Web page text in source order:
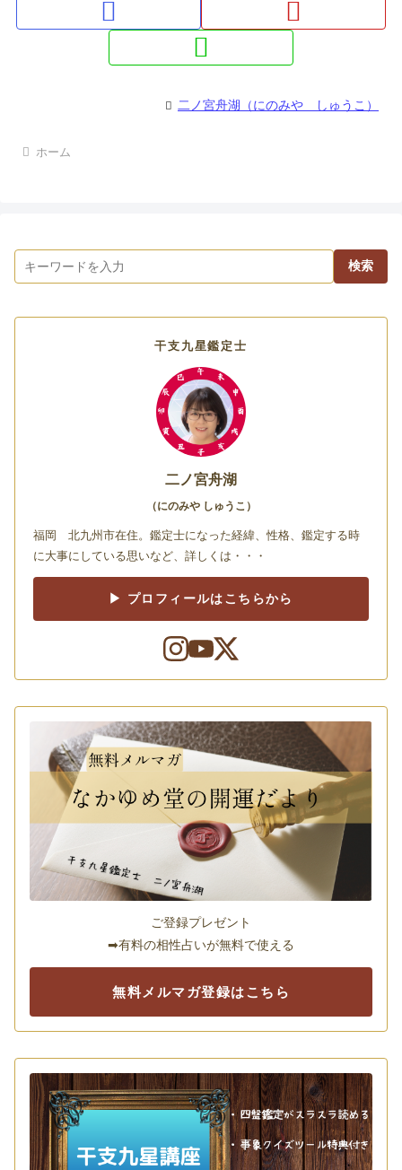
二ノ宮舟湖（にのみや しゅうこ）
ホーム
検索
干支九星鑑定士
二ノ宮舟湖
（にのみや しゅうこ）
福岡 北九州市在住。鑑定士になった経緯、性格、鑑定する時
に大事にしている思いなど、詳しくは・・・
▶ プロフィールはこちらから
ご登録プレゼント
➡有料の相性占いが無料で使える
無料メルマガ登録はこちら